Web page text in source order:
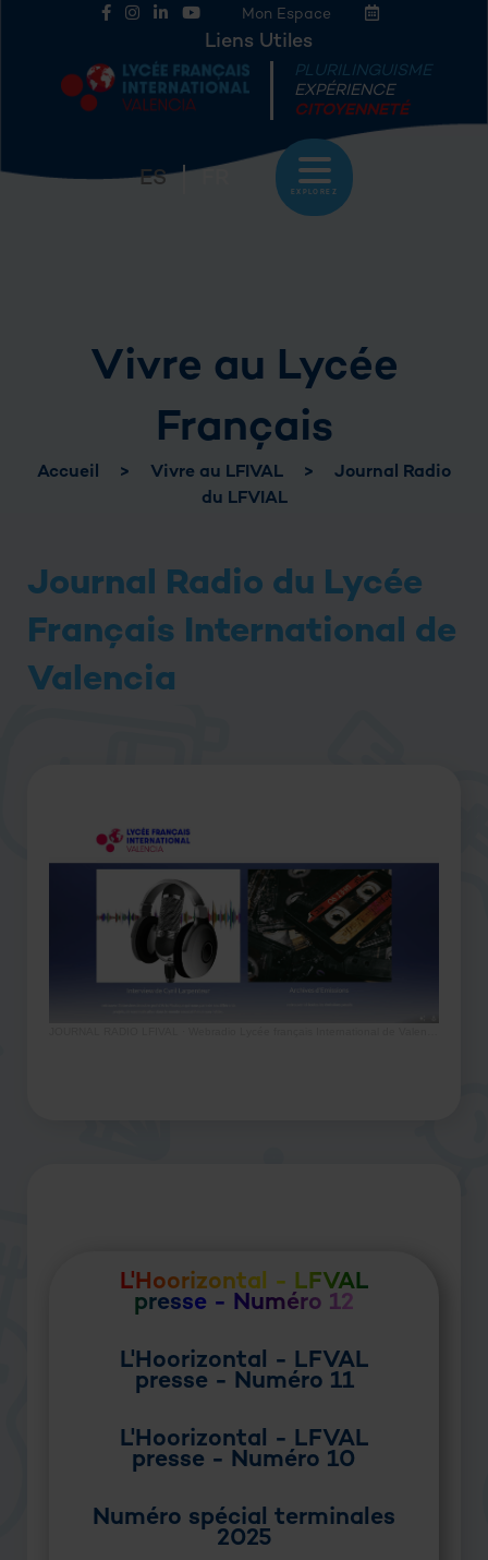
Mon Espace
PLURILINGUISME
EXPÉRIENCE
CITOYENNETÉ
ES
EXPLOREZ
Liens Utiles
Vivre au Lycée
Français
Accueil > Vivre au LFIVAL >
Journal Radio
du LFVIAL
Journal Radio du Lycée
Français International de
Valencia
L'Hoorizontal - LFVAL
presse - Numéro 12
L'Hoorizontal - LFVAL
presse - Numéro 11
L'Hoorizontal - LFVAL
presse - Numéro 10
Numéro spécial terminales
2025